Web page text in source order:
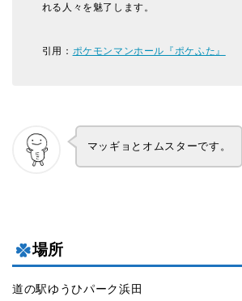
れる人々を魅了します。
引用： ポケモンマンホール『ポケふた』
マッギョとオムスターです。
場所
道の駅ゆうひパーク浜田